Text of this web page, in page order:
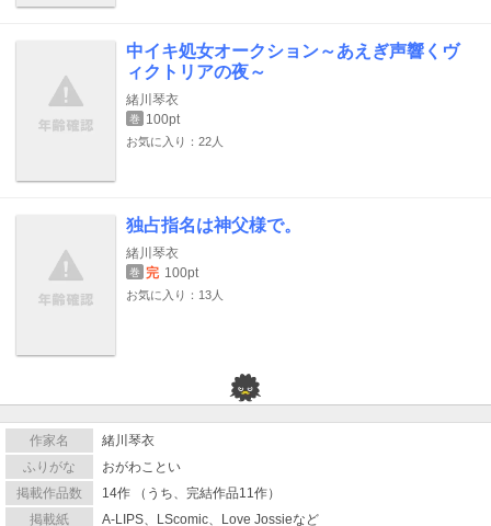
中イキ処女オークション～あえぎ声響くヴ
ィクトリアの夜～
緒川琴衣
巻 100pt
お気に入り：22人
独占指名は神父様で。
緒川琴衣
巻 完 100pt
お気に入り：13人
作家名
緒川琴衣
ふりがな
おがわことい
掲載作品数
14作 （うち、完結作品11作）
掲載紙
A-LIPS、LScomic、Love Jossieなど